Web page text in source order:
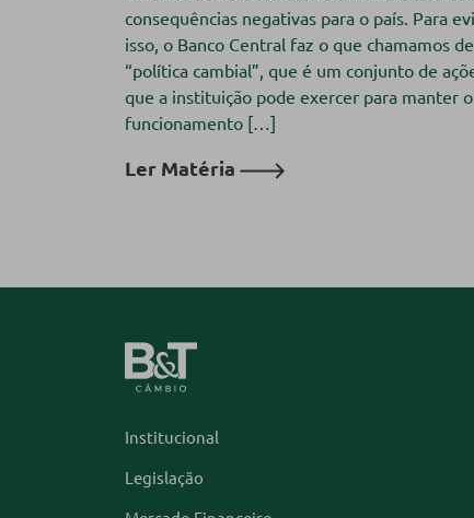
consequências negativas para o país. Para
isso, o Banco Central faz o que chamamos de
“política cambial”, que é um conjunto de
que a instituição pode exercer para manter o
funcionamento […]
Ler Matéria
Institucional
Legislação